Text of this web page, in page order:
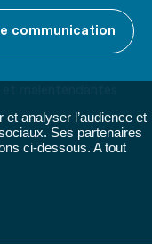
analyser l’audience et
Ses partenaires
ci-dessous. A tout
communication